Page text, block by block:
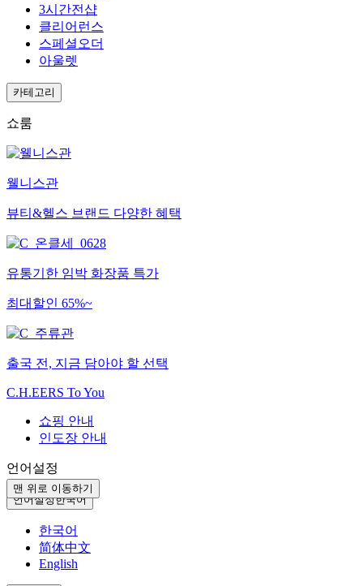
맨 위로 이동하기
3시간전샵
클리어런스
스페셜오더
아울렛
카테고리
쇼룸
웰니스관
뷰티&헬스 브랜드 다양한 혜택
유통기한 임박 화장품 특가
최대할인 65%~
출국 전, 지금 담아야 할 선택
C.H.EERS To You
쇼핑 안내
인도장 안내
언어설정
언어설정한국어
한국어
简体中文
English